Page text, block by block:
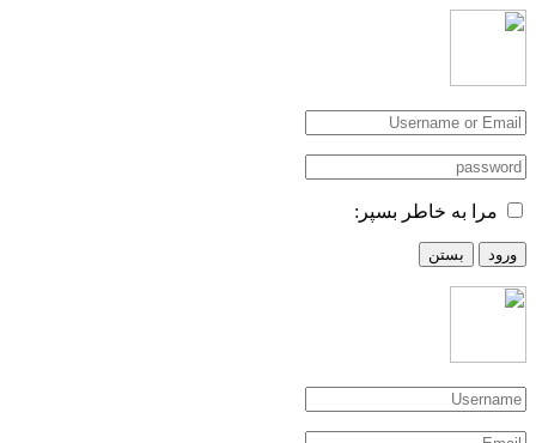
مرا به خاطر بسپر:
ورود بستن